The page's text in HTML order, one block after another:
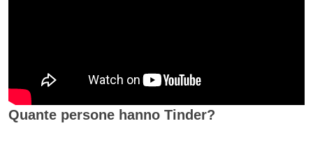
Quante persone hanno Tinder?